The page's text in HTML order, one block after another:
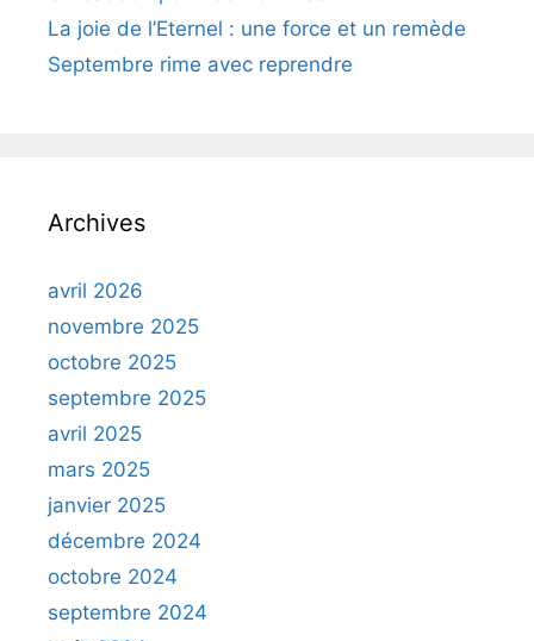
La joie de l’Eternel : une force et un remède
Septembre rime avec reprendre
Archives
avril 2026
novembre 2025
octobre 2025
septembre 2025
avril 2025
mars 2025
janvier 2025
décembre 2024
octobre 2024
septembre 2024